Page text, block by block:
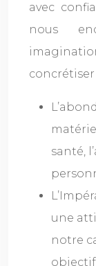
avec
nous
santé,
une
notre